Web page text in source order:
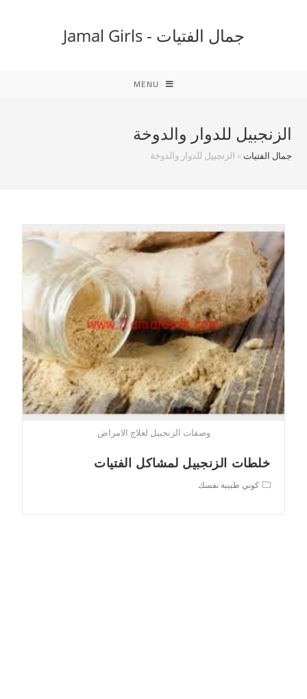
جمال الفتيات - Jamal Girls
MENU
الزنجبيل للدوار والدوخة
جمال الفتيات» الزنجبيل للدوار والدوخة
وصفات الزنجبيل لعلاج الامراض
خلطات الزنجبيل لمشاكل الفتيات
Postكوني طبيبة نفسك